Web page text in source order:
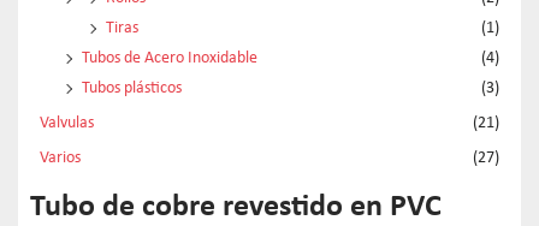
Tiras
(1)
Tubos de Acero Inoxidable
(4)
Tubos plásticos
(3)
Valvulas
(21)
Varios
(27)
Tubo de cobre revestido en PVC